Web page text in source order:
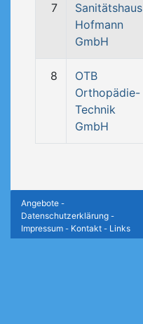
7
Sanitätshaus
Hofmann
GmbH
8
OTB
Orthopädie-
Technik
GmbH
Angebote -
Datenschutzerklärung -
Impressum - Kontakt - Links